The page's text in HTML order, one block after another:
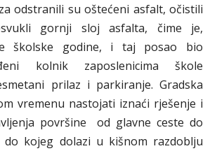
odstranili su oštećeni asfalt, očistili
gornji sloj asfalta, čime je,
školske godine, i taj posao bio
kolnik zaposlenicima škole
prilaz i parkiranje. Gradska
vremenu nastojati iznaći rješenje i
površine od glavne ceste do
do kojeg dolazi u kišnom razdoblju